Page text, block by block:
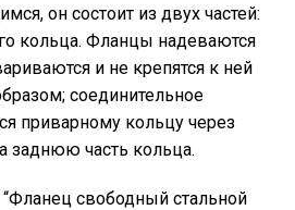
он состоит из двух частей:
кольца. Фланцы надеваются
и не крепятся к ней
соединительное
приварному кольцу через
заднюю часть кольца.
свободный стальной